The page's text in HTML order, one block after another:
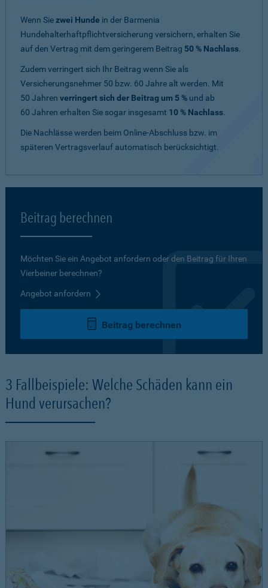
Wenn Siezwei Hunde in der Barmenia
Hundehalterhaftpflichtversicherung versichern, erhalten Sie
auf den Vertrag mit dem geringerem Beitrag 50 % Nachlass.
Zudem verringert sich Ihr Beitrag wenn Sie als
Versicherungsnehmer 50 bzw. 60 Jahre alt werden. Mit
50 Jahren verringert sich der Beitrag um 5 % und ab
60 Jahren erhalten Sie sogar insgesamt 10 % Nachlass.
Die Nachlässe werden beim Online-Abschluss bzw. im
späteren Vertragsverlauf automatisch berücksichtigt.
Beitrag berechnen
Möchten Sie ein Angebot anfordern oder den Beitrag für Ihren
Vierbeiner berechnen?
Angebot anfordern
Beitrag berechnen
3 Fallbeispiele: Welche Schäden kann ein
Hund verursachen?